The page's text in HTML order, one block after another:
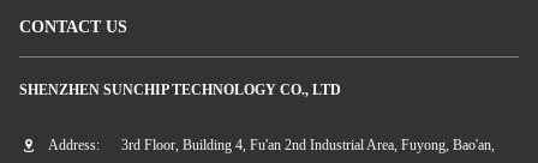
CONTACT US
SHENZHEN SUNCHIP TECHNOLOGY CO., LTD
Address:
3rd Floor, Building 4, Fu'an 2nd Industrial Area, Fuyong, Bao'an,